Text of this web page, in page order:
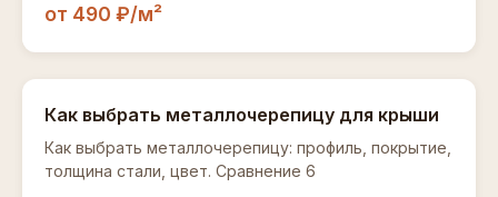
от 490 ₽/м²
Как выбрать металлочерепицу для крыши
Как выбрать металлочерепицу: профиль, покрытие,
толщина стали, цвет. Сравнение 6